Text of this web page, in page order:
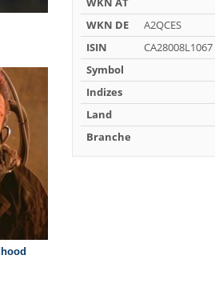
WKN DE
A2QCES
ISIN
CA28008L1067
Symbol
Indizes
Land
Branche